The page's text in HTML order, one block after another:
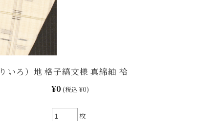
いろ）地 格子縞文様 真綿紬 袷
¥0 (税込 ¥0)
枚